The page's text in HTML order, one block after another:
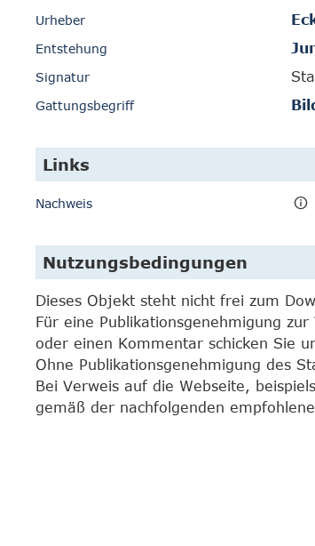
Urheber
Entstehung
Signatur
Gattungsbegriff
Links
Nachweis
Nutzungsbedingungen
Dieses Objekt steht nicht frei zum
Für eine Publikationsgenehmigung
oder einen Kommentar schicken Sie
Ohne Publikationsgenehmigung des
Bei Verweis auf die Webseite,
gemäß der nachfolgenden